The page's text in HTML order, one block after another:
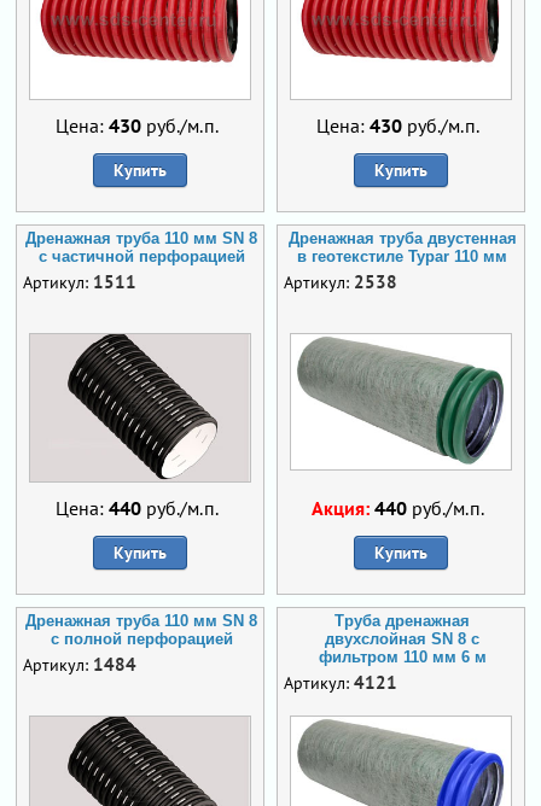
Цена: 430 руб./м.п.
Купить
Цена: 430 руб./м.п.
Купить
Дренажная труба 110 мм SN 8
с частичной перфорацией
Артикул: 1511
Цена: 440 руб./м.п.
Купить
Дренажная труба двустенная
в геотекстиле Typar 110 мм
Артикул: 2538
Акция: 440 руб./м.п.
Купить
Дренажная труба 110 мм SN 8
с полной перфорацией
Артикул: 1484
Труба дренажная
двухслойная SN 8 с
фильтром 110 мм 6 м
Артикул: 4121